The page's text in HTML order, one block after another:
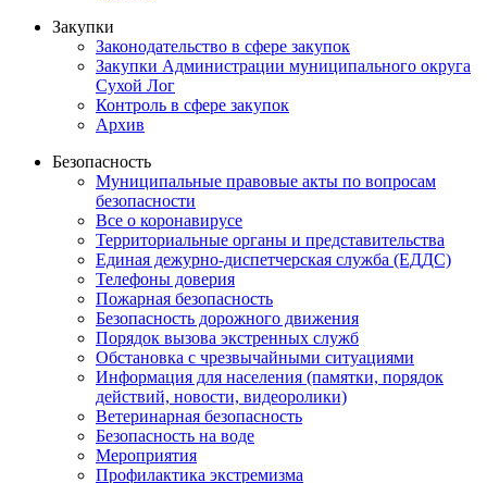
Закупки
Законодательство в сфере закупок
Закупки Администрации муниципального округа
Сухой Лог
Контроль в сфере закупок
Архив
Безопасность
Муниципальные правовые акты по вопросам
безопасности
Все о коронавирусе
Территориальные органы и представительства
Единая дежурно-диспетчерская служба (ЕДДС)
Телефоны доверия
Пожарная безопасность
Безопасность дорожного движения
Порядок вызова экстренных служб
Обстановка с чрезвычайными ситуациями
Информация для населения (памятки, порядок
действий, новости, видеоролики)
Ветеринарная безопасность
Безопасность на воде
Мероприятия
Профилактика экстремизма